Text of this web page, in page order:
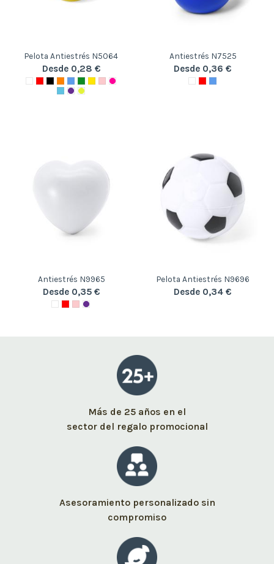
Pelota Antiestrés N5064
Desde 0,28 €
Antiestrés N7525
Desde 0,36 €
Antiestrés N9965
Desde 0,35 €
Pelota Antiestrés N9696
Desde 0,34 €
Más de 25 años en el
sector del regalo promocional
Asesoramiento personalizado sin
compromiso